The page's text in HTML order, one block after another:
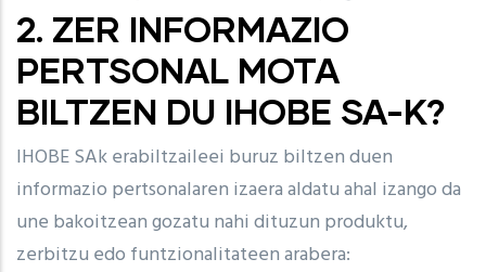
2. ZER INFORMAZIO
PERTSONAL MOTA
BILTZEN DU IHOBE SA-K?
IHOBE SAk erabiltzaileei buruz biltzen duen
informazio pertsonalaren izaera aldatu ahal izango da
une bakoitzean gozatu nahi dituzun produktu,
zerbitzu edo funtzionalitateen arabera: